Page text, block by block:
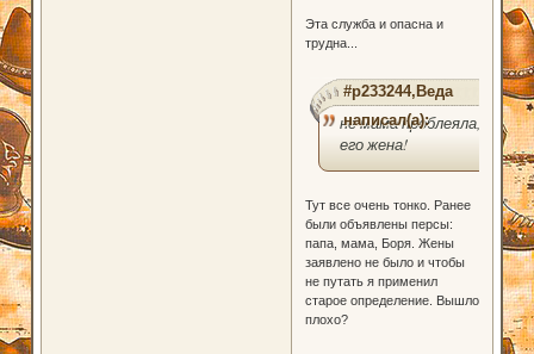
Эта служба и опасна и
трудна...
#p233244,Веда
написал(а):
не мама проблеяла, а
его жена!
Тут все очень тонко. Ранее
были объявлены персы:
папа, мама, Боря. Жены
заявлено не было и чтобы
не путать я применил
старое определение. Вышло
плохо?